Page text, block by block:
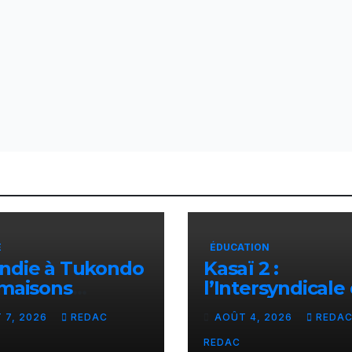
à Tukondo
en
plusieurs
sans abri
7, 2026 REDAC
ÉDUCATION
Kasaï 2 :
l’Intersyndicale
enseignants
dénonce une
contribution
AOÛT 4, 2026 REDAC
REDAC